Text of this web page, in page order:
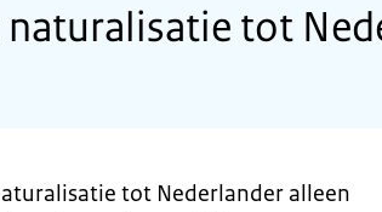
naturalisatie tot
tot Nederlander alleen